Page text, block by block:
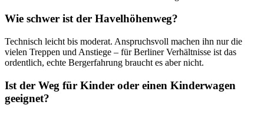
Wie schwer ist der Havelhöhenweg?
Technisch leicht bis moderat. Anspruchsvoll machen ihn nur die
vielen Treppen und Anstiege – für Berliner Verhältnisse ist das
ordentlich, echte Bergerfahrung braucht es aber nicht.
Ist der Weg für Kinder oder einen Kinderwagen
geeignet?